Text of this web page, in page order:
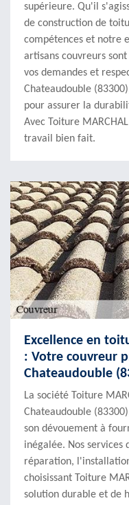
supérieure. Qu'il
de construction de
compétences et notre
artisans couvreurs
vos demandes et
Chateaudouble
pour assurer la
Avec Toiture
travail bien fait.
Excellence en
: Votre couvreur
Chateaudouble
La société Toiture
Chateaudouble
son dévouement à
inégalée. Nos
réparation,
choisissant Toiture
solution durable et de